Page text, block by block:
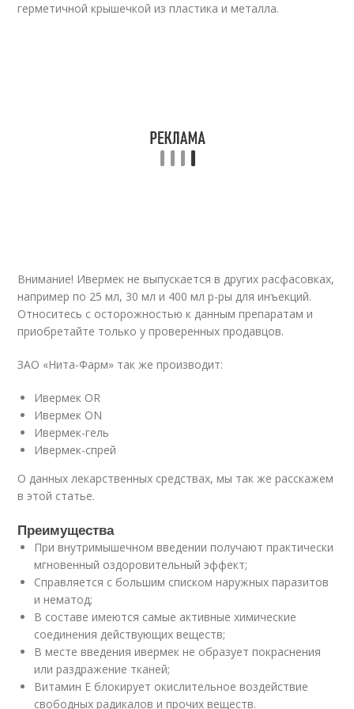
герметичной крышечкой из пластика и металла.
Внимание! Ивермек не выпускается в других расфасовках,
например по 25 мл, 30 мл и 400 мл р-ры для инъекций.
Относитесь с осторожностью к данным препаратам и
приобретайте только у проверенных продавцов.
ЗАО «Нита-Фарм» так же производит:
Ивермек OR
Ивермек ON
Ивермек-гель
Ивермек-спрей
О данных лекарственных средствах, мы так же расскажем
в этой статье.
Преимущества
При внутримышечном введении получают практически
мгновенный оздоровительный эффект;
Справляется с большим списком наружных паразитов
и нематод;
В составе имеются самые активные химические
соединения действующих веществ;
В месте введения ивермек не образует покраснения
или раздражение тканей;
Витамин Е блокирует окислительное воздействие
свободных радикалов и прочих веществ.